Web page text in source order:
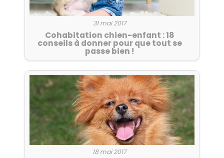
31 mai 2017
Cohabitation chien-enfant : 18
conseils à donner pour que tout se
passe bien !
18 mai 2017